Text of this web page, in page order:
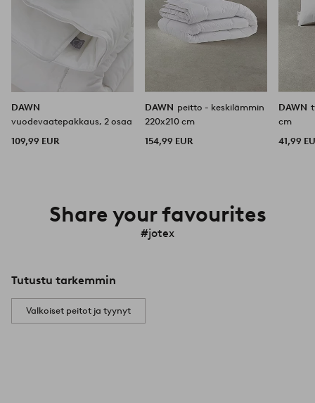
DAWN
vuodevaatepakkaus, 2 osaa
109,99 EUR
DAWN peitto - keskilämmin
220x210 cm
154,99 EUR
DAWN
cm
41,99
Share your favourites
#jotex
Tutustu tarkemmin
Valkoiset peitot ja tyynyt